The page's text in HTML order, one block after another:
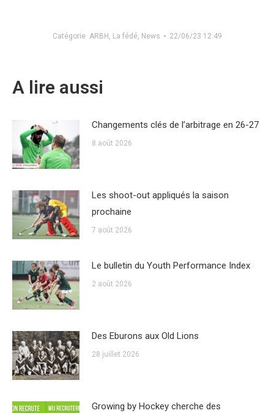
Catégorie ARBH , La fédé, News 22/06/23 12:49
A lire aussi
Changements clés de l’arbitrage en 26-27
8 août 2026
Les shoot-out appliqués la saison
prochaine
7 août 2026
Le bulletin du Youth Performance Index
2 août 2026
Des Eburons aux Old Lions
28 juillet 2026
Growing by Hockey cherche des